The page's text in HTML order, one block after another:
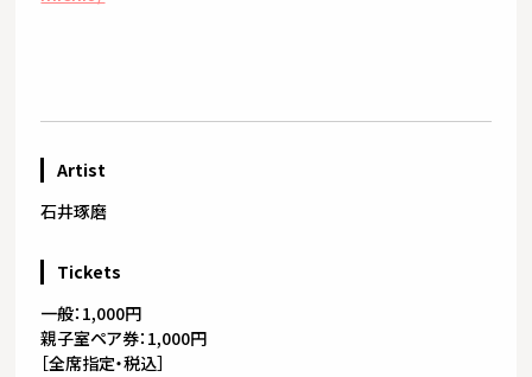
Artist
石井琢磨
Tickets
一般：1,000円
親子室ペア券：1,000円
［全席指定・税込］